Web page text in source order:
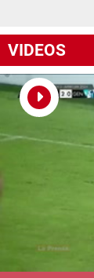
VIDEOS